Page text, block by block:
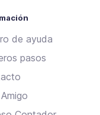
de ayuda
pasos